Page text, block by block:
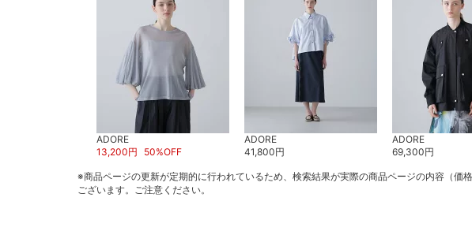
ADORE
13,200円 50%OFF
ADORE
41,800円
ADORE
69,300円
※商品ページの更新が定期的に行われているため、検索結果が実際の商品ページの内容（価
ございます。ご注意ください。